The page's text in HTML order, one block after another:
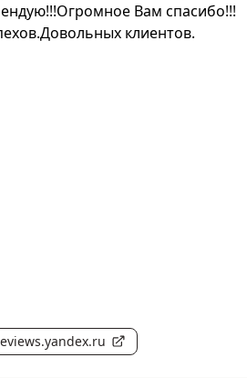
Вам спасибо!!!
клиентов.